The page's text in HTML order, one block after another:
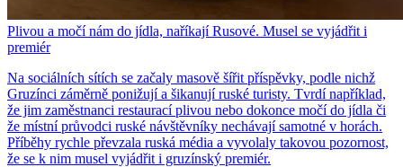
Plivou a močí nám do jídla, naříkají Rusové. Musel se vyjádřit i
premiér
Na sociálních sítích se začaly masově šířit příspěvky, podle nichž
Gruzínci záměrně ponižují a šikanují ruské turisty. Tvrdí například,
že jim zaměstnanci restaurací plivou nebo dokonce močí do jídla či
že místní průvodci ruské návštěvníky nechávají samotné v horách.
Příběhy rychle převzala ruská média a vyvolaly takovou pozornost,
že se k nim musel vyjádřit i gruzínský premiér.